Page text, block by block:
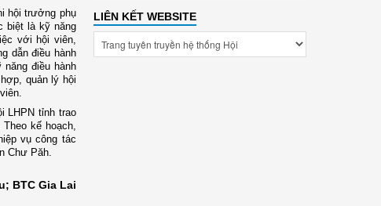
hội trưởng phụ
biệt là kỹ năng
với hội viên,
dẫn điều hành
điều hành
quản lý hội
LHPN tỉnh trao
Theo kế hoạch,
vụ công tác
Chư Păh.
BTC Gia Lai
LIÊN KẾT WEBSITE